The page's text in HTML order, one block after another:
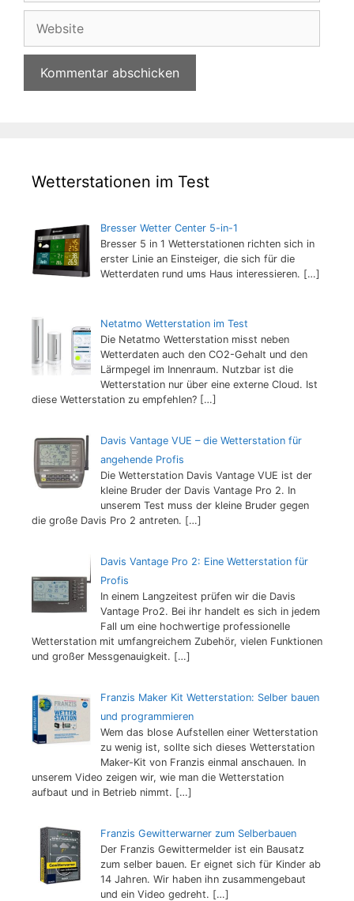
Adresse
Wetterstationen im Test
Bresser Wetter Center 5-in-1
Bresser 5 in 1 Wetterstationen richten sich in
erster Linie an Einsteiger, die sich für die
Wetterdaten rund ums Haus interessieren. […]
Netatmo Wetterstation im Test
Die Netatmo Wetterstation misst neben
Wetterdaten auch den CO2-Gehalt und den
Lärmpegel im Innenraum. Nutzbar ist die
Wetterstation nur über eine externe Cloud. Ist
diese Wetterstation zu empfehlen? […]
Davis Vantage VUE – die Wetterstation für
angehende Profis
Die Wetterstation Davis Vantage VUE ist der
kleine Bruder der Davis Vantage Pro 2. In
unserem Test muss der kleine Bruder gegen
die große Davis Pro 2 antreten. […]
Davis Vantage Pro 2: Eine Wetterstation für
Profis
In einem Langzeitest prüfen wir die Davis
Vantage Pro2. Bei ihr handelt es sich in jedem
Fall um eine hochwertige professionelle
Wetterstation mit umfangreichem Zubehör, vielen Funktionen
und großer Messgenauigkeit. […]
Franzis Maker Kit Wetterstation: Selber bauen
und programmieren
Wem das blose Aufstellen einer Wetterstation
zu wenig ist, sollte sich dieses Wetterstation
Maker-Kit von Franzis einmal anschauen. In
unserem Video zeigen wir, wie man die Wetterstation
aufbaut und in Betrieb nimmt. […]
Franzis Gewitterwarner zum Selberbauen
Der Franzis Gewittermelder ist ein Bausatz
zum selber bauen. Er eignet sich für Kinder ab
14 Jahren. Wir haben ihn zusammengebaut
und ein Video gedreht. […]